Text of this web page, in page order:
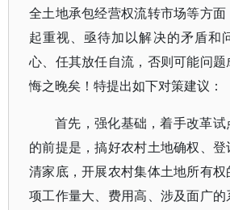
全土地承包经营权流转市场等方面
起重视、亟待加以解决的矛盾和
心、任其放任自流，否则可能问题
悔之晚矣！特提出如下对策建议：
首先，强化基础，着手改革
的前提是，搞好农村土地确权、
清家底，开展农村集体土地所有
项工作量大、费用高、涉及面广